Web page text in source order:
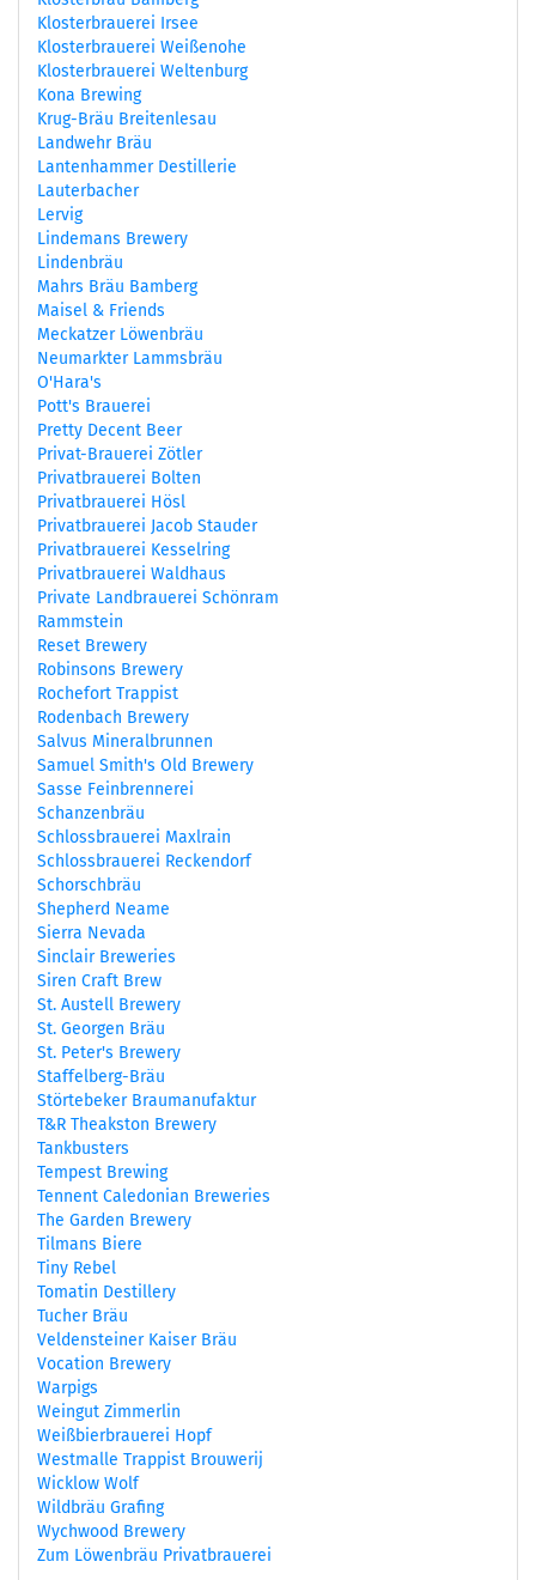
Klosterbrauerei Irsee
Klosterbrauerei Weißenohe
Klosterbrauerei Weltenburg
Kona Brewing
Krug-Bräu Breitenlesau
Landwehr Bräu
Lantenhammer Destillerie
Lauterbacher
Lervig
Lindemans Brewery
Lindenbräu
Mahrs Bräu Bamberg
Maisel & Friends
Meckatzer Löwenbräu
Neumarkter Lammsbräu
O'Hara's
Pott's Brauerei
Pretty Decent Beer
Privat-Brauerei Zötler
Privatbrauerei Bolten
Privatbrauerei Hösl
Privatbrauerei Jacob Stauder
Privatbrauerei Kesselring
Privatbrauerei Waldhaus
Private Landbrauerei Schönram
Rammstein
Reset Brewery
Robinsons Brewery
Rochefort Trappist
Rodenbach Brewery
Salvus Mineralbrunnen
Samuel Smith's Old Brewery
Sasse Feinbrennerei
Schanzenbräu
Schlossbrauerei Maxlrain
Schlossbrauerei Reckendorf
Schorschbräu
Shepherd Neame
Sierra Nevada
Sinclair Breweries
Siren Craft Brew
St. Austell Brewery
St. Georgen Bräu
St. Peter's Brewery
Staffelberg-Bräu
Störtebeker Braumanufaktur
T&R Theakston Brewery
Tankbusters
Tempest Brewing
Tennent Caledonian Breweries
The Garden Brewery
Tilmans Biere
Tiny Rebel
Tomatin Destillery
Tucher Bräu
Veldensteiner Kaiser Bräu
Vocation Brewery
Warpigs
Weingut Zimmerlin
Weißbierbrauerei Hopf
Westmalle Trappist Brouwerij
Wicklow Wolf
Wildbräu Grafing
Wychwood Brewery
Zum Löwenbräu Privatbrauerei